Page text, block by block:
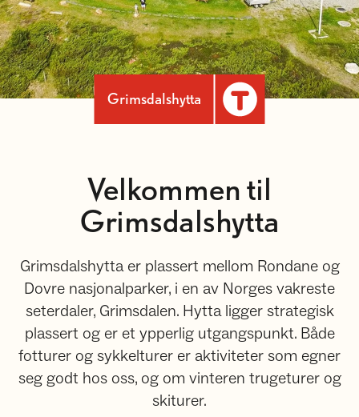
Grimsdalshytta
Velkommen til
Grimsdalshytta
Grimsdalshytta er plassert mellom Rondane og
Dovre nasjonalparker, i en av Norges vakreste
seterdaler, Grimsdalen. Hytta ligger strategisk
plassert og er et ypperlig utgangspunkt. Både
fotturer og sykkelturer er aktiviteter som egner
seg godt hos oss, og om vinteren trugeturer og
skiturer.